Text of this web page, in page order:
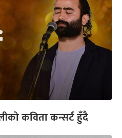
कविता कन्सर्ट हुँदै